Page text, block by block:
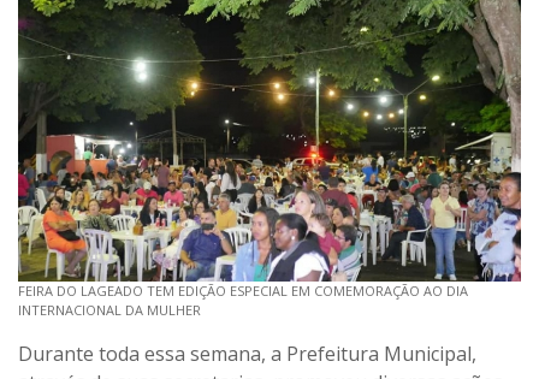
FEIRA DO LAGEADO TEM EDIÇÃO ESPECIAL EM COMEMORAÇÃO AO DIA
INTERNACIONAL DA MULHER
Durante toda essa semana, a Prefeitura Municipal,